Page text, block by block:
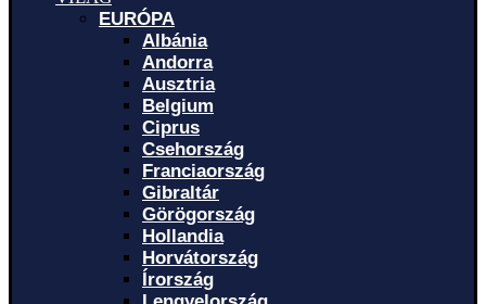
EURÓPA
Albánia
Andorra
Ausztria
Belgium
Ciprus
Csehország
Franciaország
Gibraltár
Görögország
Hollandia
Horvátország
Írország